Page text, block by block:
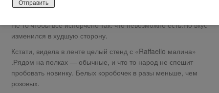
обычный покупатель.
Не то чтобы все испорчено так. что невозможно есть.Но вкус
изменился в худшую сторону.
Кстати, видела в ленте целый стенд с «Raffaello малина»
.Рядом на полках — обычные, и что то народ не спешит
пробовать новинку. Белых коробочек в разы меньше, чем
розовых.